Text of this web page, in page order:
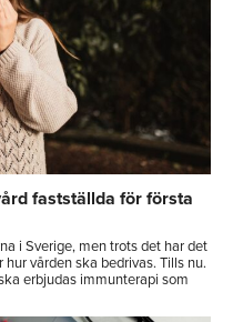
fastställda för första
i Sverige, men trots det har det
vården ska bedrivas. Tills nu.
erbjudas immunterapi som